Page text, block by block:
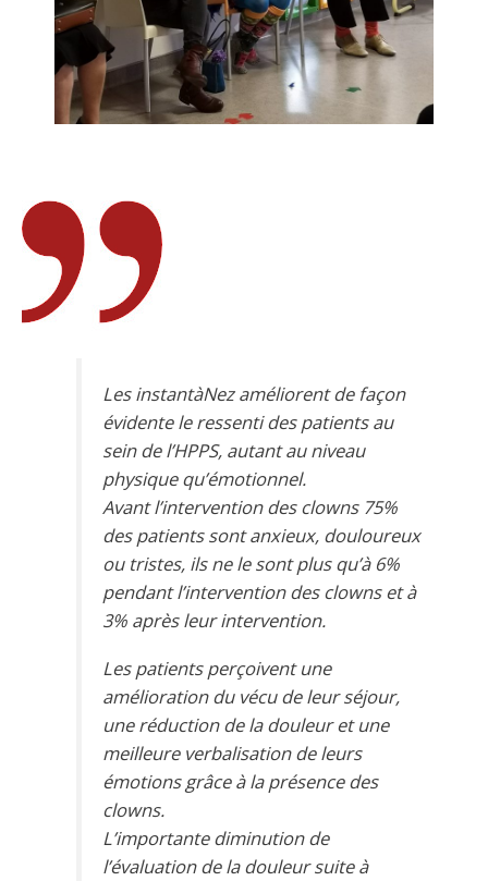
Les instantàNez améliorent de façon
évidente le ressenti des patients au
sein de l’HPPS, autant au niveau
physique qu’émotionnel.
Avant l’intervention des clowns 75%
des patients sont anxieux, douloureux
ou tristes, ils ne le sont plus qu’à 6%
pendant l’intervention des clowns et à
3% après leur intervention.
Les patients perçoivent une
amélioration du vécu de leur séjour,
une réduction de la douleur et une
meilleure verbalisation de leurs
émotions grâce à la présence des
clowns.
L’importante diminution de
l’évaluation de la douleur suite à